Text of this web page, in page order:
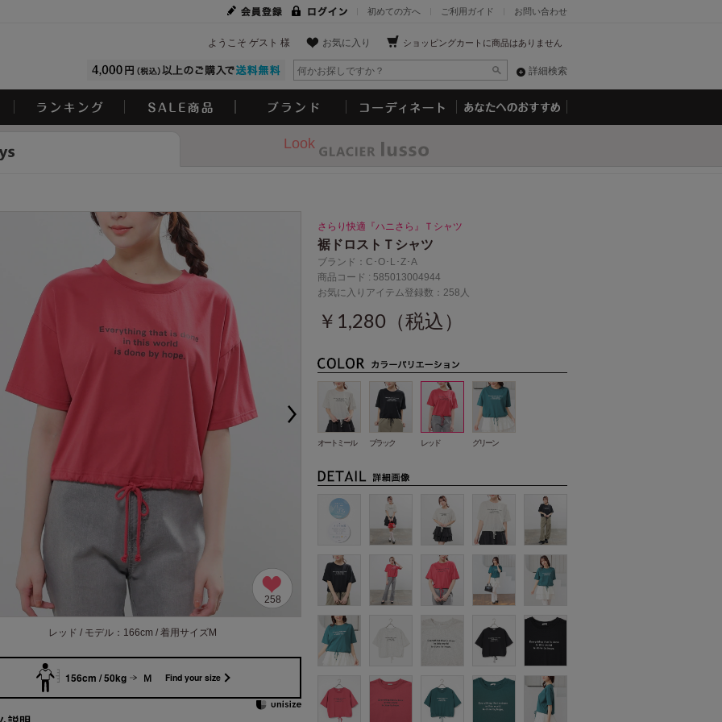
お問い合わせ
ご利用ガイド
初めての方へ
ショッピングカートに商品はありません
お気に入り
ようこそ ゲスト 様
詳細検索
Look
258
レッド / モデル：166cm / 着用サイズM
156cm / 50kg Ｍ Find your size
さらり快適『ハニさら』Ｔシャツ
裾ドロストＴシャツ
ブランド： C･O･L･Z･A
商品コード : 585013004944
お気に入りアイテム登録数：258人
￥1,280（税込）
オートミール ブラック レッド グリーン